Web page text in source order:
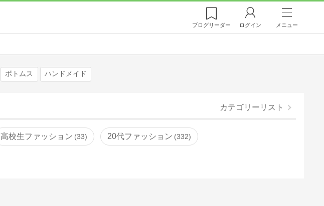
ブログリーダー ログイン メニュー
ボトムス ハンドメイド
カテゴリーリスト
高校生ファッション 33 20代ファッション 332